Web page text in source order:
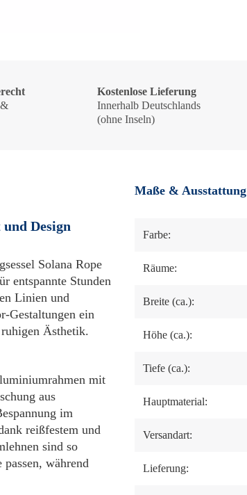
Kostenlose Lieferung
Innerhalb Deutschlands
(ohne Inseln)
Design
Solana Rope
entspannte Stunden
Linien und
Gestaltungen ein
Ästhetik.
mit
aus
im
reißfestem und
sind so
während
Maße & Ausstattung
Farbe:
Räume:
Breite (ca.):
Höhe (ca.):
Tiefe (ca.):
Hauptmaterial:
Versandart:
Lieferung: